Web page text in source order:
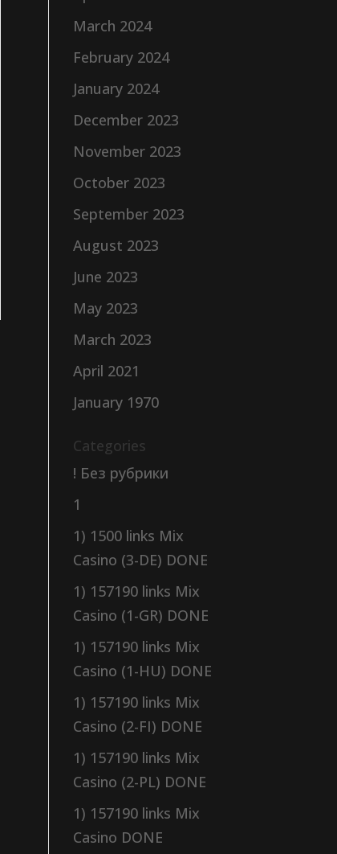
March 2024
February 2024
January 2024
December 2023
November 2023
October 2023
September 2023
August 2023
June 2023
May 2023
March 2023
April 2021
January 1970
Categories
! Без рубрики
1
1) 1500 links Mix
Casino (3-DE) DONE
1) 157190 links Mix
Casino (1-GR) DONE
1) 157190 links Mix
Casino (1-HU) DONE
1) 157190 links Mix
Casino (2-FI) DONE
1) 157190 links Mix
Casino (2-PL) DONE
1) 157190 links Mix
Casino DONE